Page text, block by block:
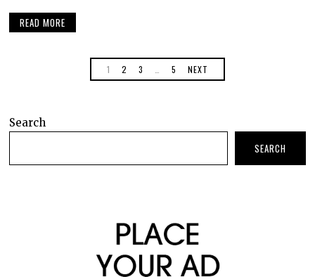
READ MORE
1 2 3 5 NEXT
Search
SEARCH